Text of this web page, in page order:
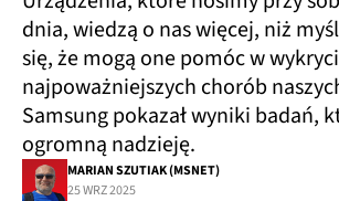
dnia, wiedzą o nas więcej, niż
się, że mogą one pomóc w
najpoważniejszych chorób
Samsung pokazał wyniki badań,
ogromną nadzieję.
MARIAN SZUTIAK (MSNET)
25 WRZ 2025